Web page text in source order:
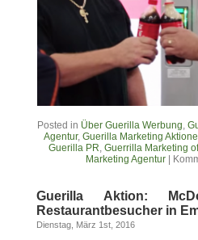
Posted in Über Guerilla Werbung
Agentur, Guerilla Marketing
Guerilla PR Guerrilla Marketing
Marketing Agentur|
Guerilla Aktion:
Restaurantbesucher in
Dienstag, März 1st, 2016